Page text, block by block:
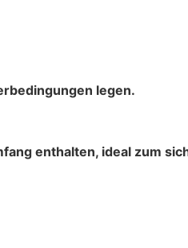
legen.
enthalten, ideal zum